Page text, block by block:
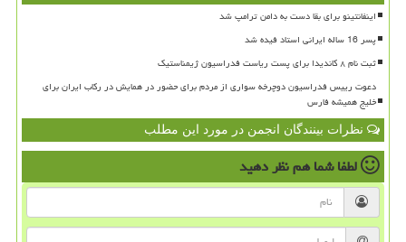
اینفانتینو برای بقا دست به دامن ترامپ شد
پسر 16 ساله ایرانی استاد فیده شد
ثبت نام ۸ کاندیدا برای پست ریاست فدراسیون ژیمناستیک
دعوت رییس فدراسیون دوچرخه سواری از مردم برای حضور در همایش در رکاب ایران برای
خلیج همیشه فارس
نظرات بینندگان انجمن در مورد این مطلب
لطفا شما همنظر دهید